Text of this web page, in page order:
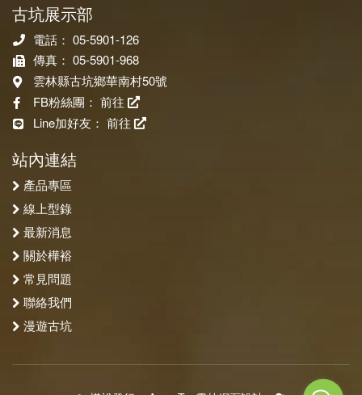
古坑展示部
電話： 05-5901-126
傳真： 05-5901-968
雲林縣古坑鄉華南村50號
FB粉絲團： 前往
Line加好友： 前往
站內連結
產品專區
線上型錄
最新消息
關於樺裕
常見問題
聯絡我們
漫遊古坑